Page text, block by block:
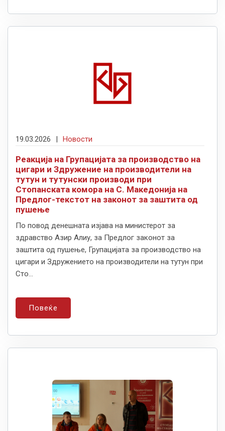
19.03.2026 | Новости
Реакција на Групацијата за производство на
цигари и Здружение на производители на
тутун и тутунски производи при
Стопанската комора на С. Македонија на
Предлог-текстот на законот за заштита од
пушење
По повод денешната изјава на министерот за
здравство Азир Алиу, за Предлог законот за
заштита од пушење, Групацијата за производство на
цигари и Здружението на производители на тутун при
Сто...
Повеќе